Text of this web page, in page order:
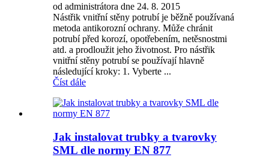
od administrátora dne 24. 8. 2015
Nástřik vnitřní stěny potrubí je běžně používaná
metoda antikorozní ochrany. Může chránit
potrubí před korozí, opotřebením, netěsnostmi
atd. a prodloužit jeho životnost. Pro nástřik
vnitřní stěny potrubí se používají hlavně
následující kroky: 1. Vyberte ...
Číst dále
Jak instalovat trubky a tvarovky
SML dle normy EN 877